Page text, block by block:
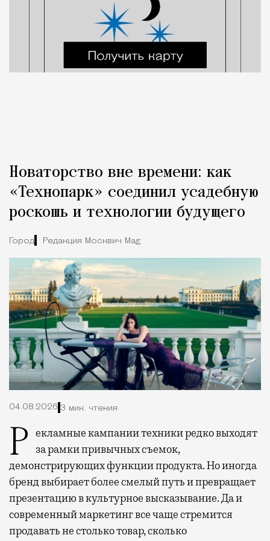
Новаторство вне времени: как
«Технопарк» соединил усадебную
роскошь и технологии будущего
Город Редакция Москвич Mag
04.08.2026 3 мин. чтения
Рекламные кампании техники редко выходят
за рамки привычных съемок,
демонстрирующих функции продукта. Но иногда
бренд выбирает более смелый путь и превращает
презентацию в культурное высказывание. Да и
современный маркетинг все чаще стремится
продавать не столько товар, сколько